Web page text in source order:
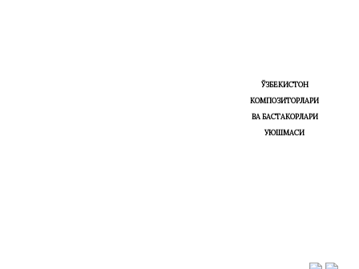
ЎЗБЕКИСТОН
КОМПОЗИТОРЛАРИ
ВА БАСТАКОРЛАРИ
УЮШМАСИ